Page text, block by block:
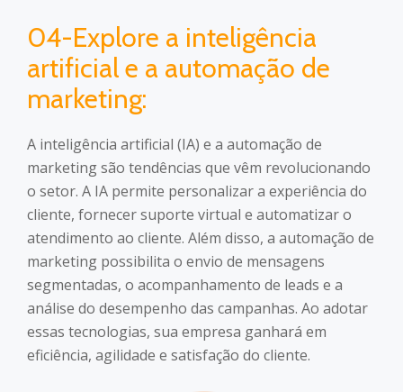
04-Explore a inteligência
artificial e a automação de
marketing:
A inteligência artificial (IA) e a automação de
marketing são tendências que vêm revolucionando
o setor. A IA permite personalizar a experiência do
cliente, fornecer suporte virtual e automatizar o
atendimento ao cliente. Além disso, a automação de
marketing possibilita o envio de mensagens
segmentadas, o acompanhamento de leads e a
análise do desempenho das campanhas. Ao adotar
essas tecnologias, sua empresa ganhará em
eficiência, agilidade e satisfação do cliente.